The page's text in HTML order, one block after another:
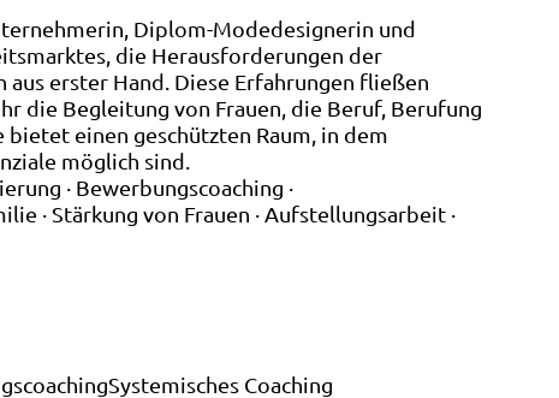
Diplom-Modedesignerin und
die Herausforderungen der
erster Hand. Diese Erfahrungen fließen
die Begleitung von Frauen, die Beruf, Berufung
einen geschützten Raum, in dem
möglich sind.
· Bewerbungscoaching ·
· Stärkung von Frauen · Aufstellungsarbeit ·
Systemisches Coaching